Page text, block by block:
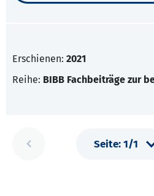
Erschienen: 2021
Reihe: BIBB Fachbeiträge zur